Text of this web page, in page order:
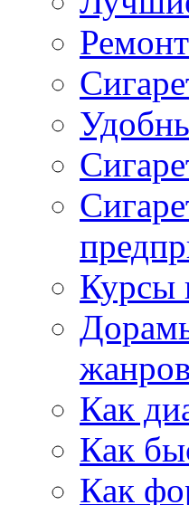
Курсы
жанров
Как
Как
Как